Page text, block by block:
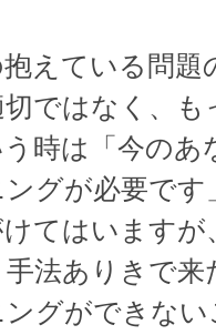
えている問題
切ではなく、
時は「今の
グが必要で
てはいます
法ありきで
グができな